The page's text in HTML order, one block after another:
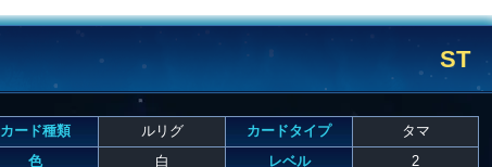
ST
カード種類 ルリグ カードタイプ
タマ
色
白 レベル
2